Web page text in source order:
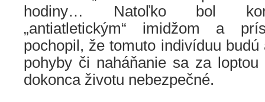
hodiny… Natoľko bol
„antiatletickým“ imidžom a
pochopil, že tomuto indivíduu
pohyby či naháňanie sa za
dokonca životu nebezpečné.